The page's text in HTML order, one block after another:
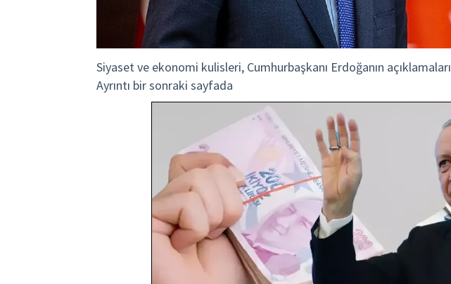
Siyaset ve ekonomi kulisleri, Cumhurbaşkanı Erdoğanın açıklamaları
Ayrıntı bir sonraki sayfada